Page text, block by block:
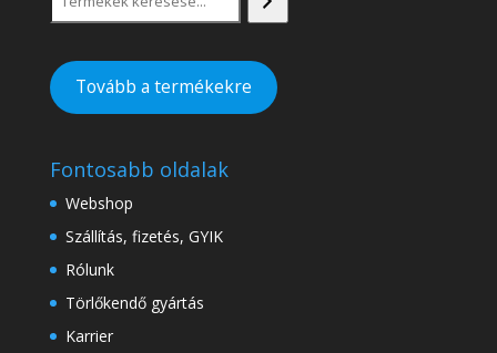
Tovább a termékekre
Fontosabb oldalak
Webshop
Szállítás, fizetés, GYIK
Rólunk
Törlőkendő gyártás
Karrier